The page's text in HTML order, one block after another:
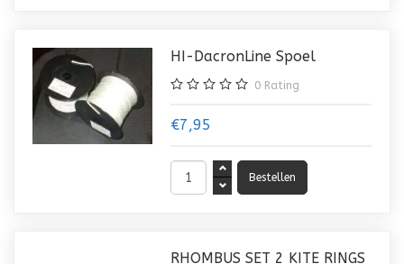
HI-DacronLine Spoel
0 Rating
€7,95
RHOMBUS SET 2 KITE RINGS